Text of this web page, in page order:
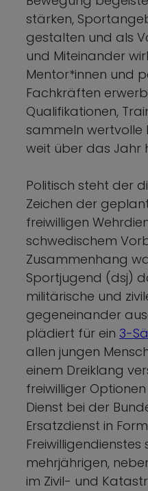
stärken,
gestalten und als
und Miteinander
Mentor*innen und
Fachkräften
Qualifikationen,
sammeln wertvolle
weit über das Jahr
Politisch steht der
Zeichen der
freiwilligen
schwedischem
Zusammenhang
Sportjugend (dsj)
militärische und
gegeneinander
plädiert für ein 3-
allen jungen
einem Dreiklang
freiwilliger
Dienst bei der
Ersatzdienst in
Freiwilligendienstes
mehrjährigen,
im Zivil- und